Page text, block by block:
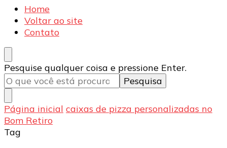
Blog | Arasa Embalagens
Confira conteúdos sobre embalagens para pizzas,
doces e salgados. Tudo para seu comércio com a
qualidade Arasa. Leia nossos conteúdos!
Home
Voltar ao site
Contato
Procurando
algo?
Pesquise qualquer coisa e pressione Enter.
Página inicial caixas de pizza personalizadas no
Bom Retiro
Tag